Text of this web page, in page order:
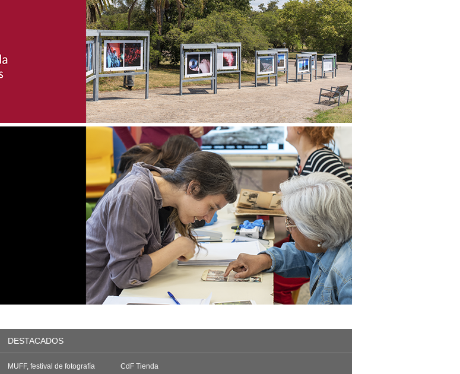
DESTACADOS
MUFF, festival de fotografía CdF Tienda